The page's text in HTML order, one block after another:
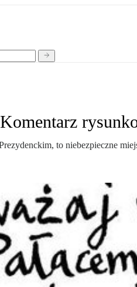
to niebezpieczne